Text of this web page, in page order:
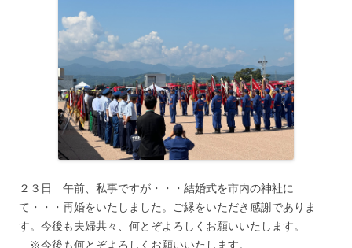
２３日 午前、私事ですが・・・結婚式を市内の神社に
て・・・再婚をいたしました。ご縁をいただき感謝でありま
す。今後も夫婦共々、何とぞよろしくお願いいたします。
※今後も何とぞよろしくお願いいたします。